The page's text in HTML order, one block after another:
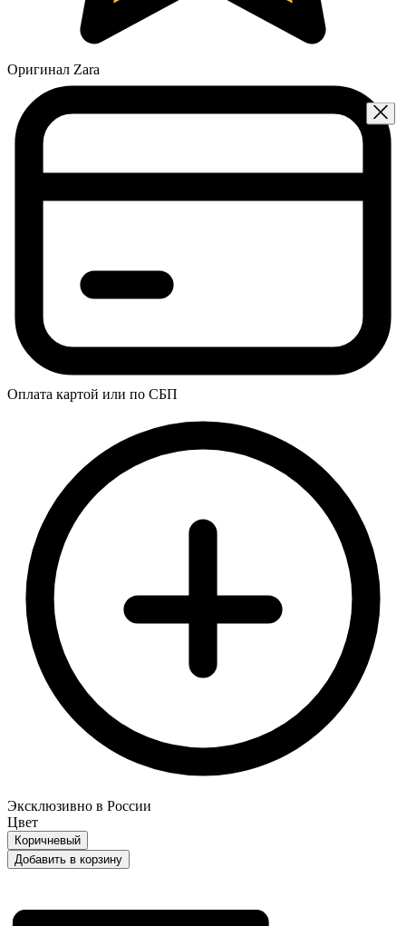
Оригинал Zara
Оплата картой или по СБП
Эксклюзивно в России
Цвет
Коричневый
Добавить в корзину